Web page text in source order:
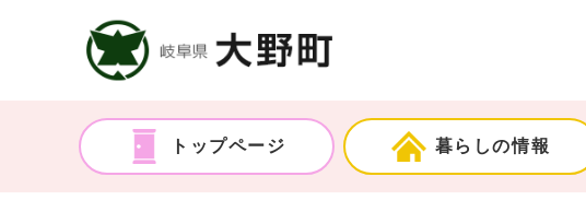
トップページ 暮らしの情報